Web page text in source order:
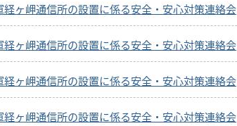
経ヶ岬通信所の設置に係る安全・安心対策連絡会
経ヶ岬通信所の設置に係る安全・安心対策連絡会
経ヶ岬通信所の設置に係る安全・安心対策連絡会
経ヶ岬通信所の設置に係る安全・安心対策連絡会